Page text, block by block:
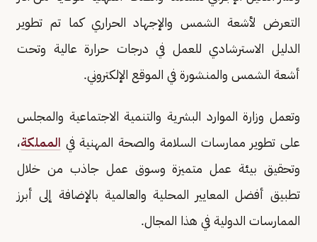
التعرض لأشعة الشمس والإجهاد الحراري كما تم تطوير
الدليل الاسترشادي للعمل في درجات حرارة عالية وتحت
أشعة الشمس والمنشورة في الموقع الإلكتروني.
وتعمل وزارة الموارد البشرية والتنمية الاجتماعية والمجلس
على تطوير ممارسات السلامة والصحة المهنية في المملكة،
وتحقيق بيئة عمل متميزة وسوق عمل جاذب من خلال
تطبيق أفضل المعايير المحلية والعالمية بالإضافة إلى أبرز
الممارسات الدولية في هذا المجال.